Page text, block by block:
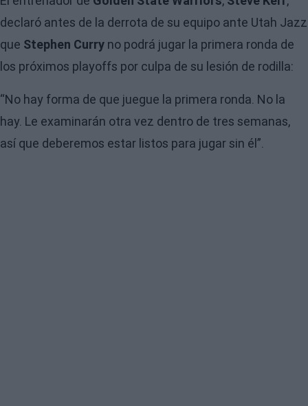
declaró antes de la derrota de su equipo ante Utah Jazz
que Stephen Curry no podrá jugar la primera ronda de
los próximos playoffs por culpa de su lesión de rodilla:
“No hay forma de que juegue la primera ronda. No la
hay. Le examinarán otra vez dentro de tres semanas,
así que deberemos estar listos para jugar sin él”.